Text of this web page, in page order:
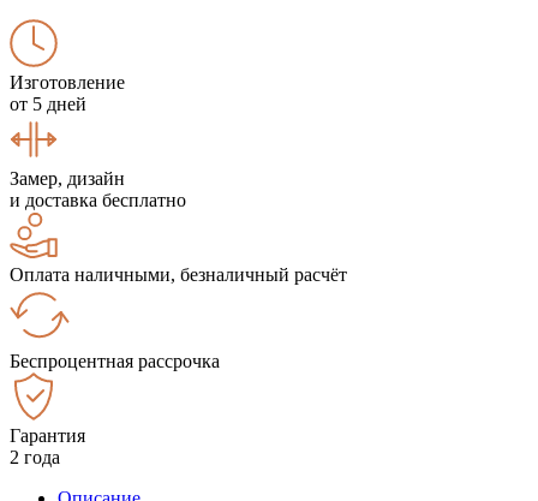
Изготовление
от 5 дней
Замер, дизайн
и доставка бесплатно
Оплата наличными, безналичный расчёт
Беспроцентная рассрочка
Гарантия
2 года